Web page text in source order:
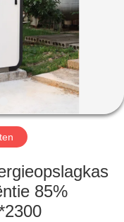
85%